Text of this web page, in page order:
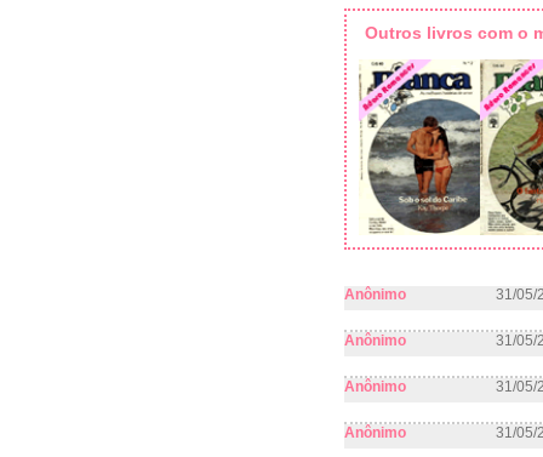
Outros livros com o
Anônimo 31/05/
Anônimo 31/05/
Anônimo 31/05/
Anônimo 31/05/